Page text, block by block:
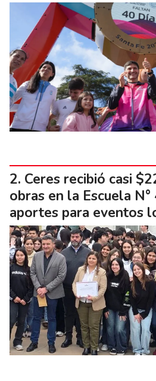
Ceres recibió casi
obras en la Escuela
aportes para eventos